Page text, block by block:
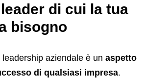
di cui la tua
bisogno
aziendale è un aspetto
di qualsiasi impresa.